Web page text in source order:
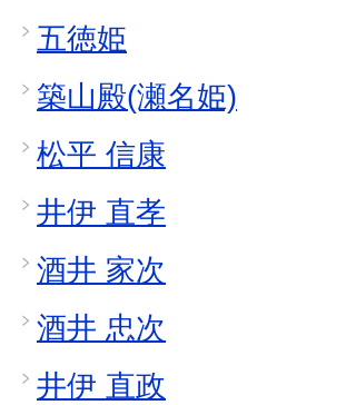
五徳姫
築山殿(瀬名姫)
松平 信康
井伊 直孝
酒井 家次
酒井 忠次
井伊 直政